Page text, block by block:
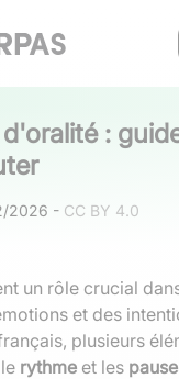
:
2026 - CC BY 4.0
un rôle crucial
et des
plusieurs
rythme et les